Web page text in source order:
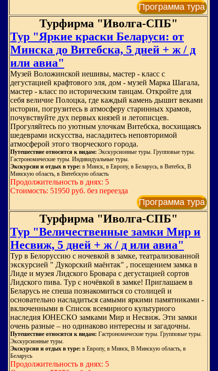
Программа тура
Турфирма "Иволга-СПБ"
Тур "Яркие краски Беларуси: от
Минска до Витебска, 5 дней + ж / д
или авиа"
Музей Воложинской иешивы, мастер - класс с
дегустацией крафтового эля, дом - музей Марка Шагала,
мастер - класс по историческим танцам. Откройте для
себя величие Полоцка, где каждый камень дышит веками
истории, погрузитесь в атмосферу старинных храмов,
почувствуйте дух первых князей и летописцев.
Прогуляйтесь по уютным улочкам Витебска, восхищаясь
шедеврами искусства, насладитесь неповторимой
атмосферой этого творческого города.
Путешествие относится к видам: Экскурсионные туры. Групповые туры.
Гастрономические туры. Индивидуальные туры.
Экскурсии и отдых в туре: в Минск, в Европу, в Беларусь, в Витебск, В
Минскую область, в Витебскую область
Продолжительность в днях: 5
Стоимость: 51950 руб. без переезда
Программа тура
Турфирма "Иволга-СПБ"
Тур "Величественные замки Мир и
Несвиж, 5 дней + ж / д или авиа"
Тур в Белоруссию с ночевкой в замке, театрализованной
экскурсией " Дукорский маёнтак" , посещением замка в
Лиде и музея Лидского Бровара с дегустацией сортов
Лидского пива. Тур с ночёвкой в замке! Приглашаем в
Беларусь не спеша познакомиться со столицей и
основательно насладиться самыми яркими памятниками -
включенными в Список всемирного культурного
наследия ЮНЕСКО замками Мир и Несвиж. Эти замки
очень разные – но одинаково интересны и загадочны.
Путешествие относится к видам: Гастрономические туры. Групповые туры.
Экскурсионные туры.
Экскурсии и отдых в туре: в Европу, в Минск, В Минскую область, в
Беларусь
Продолжительность в днях: 5